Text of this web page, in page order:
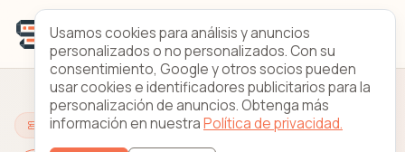
Configure su servidor
Usamos cookies para análisis y anuncios
personalizados o no personalizados. Con su
consentimiento, Google y otros socios pueden
usar cookies e identificadores publicitarios para la
personalización de anuncios. Obtenga más
información en nuestraPolítica de privacidad.